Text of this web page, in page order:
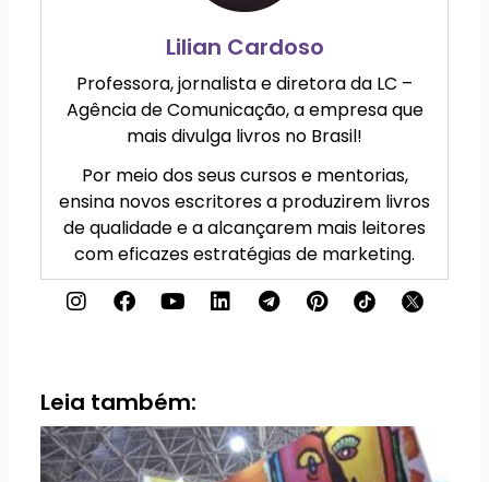
Lilian Cardoso
Professora, jornalista e diretora da LC –
Agência de Comunicação, a empresa que
mais divulga livros no Brasil!
Por meio dos seus cursos e mentorias,
ensina novos escritores a produzirem livros
de qualidade e a alcançarem mais leitores
com eficazes estratégias de marketing.
I
n
g
r
a
m
F
a
o
o
k
Y
o
b
e
L
i
i
n
T
e
a
m
P
i
e
s
t
Leia também: